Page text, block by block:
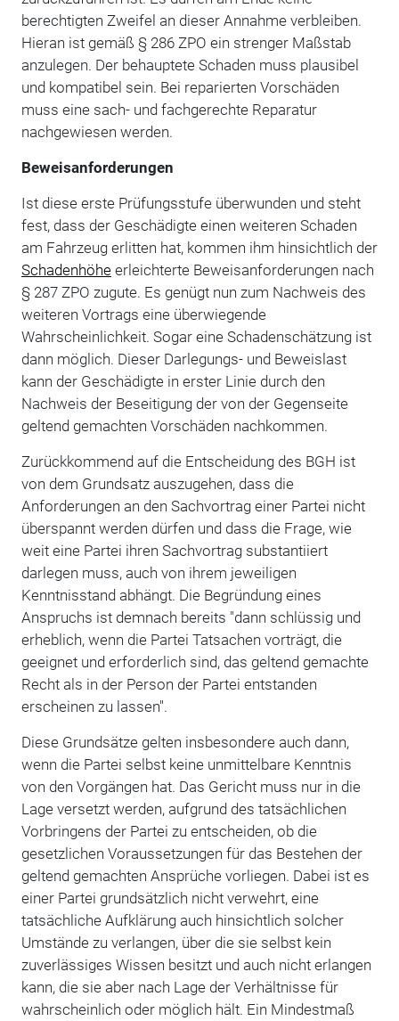
berechtigten Zweifel an dieser Annahme verbleiben.
Hieran ist gemäß § 286 ZPO ein strenger Maßstab
anzulegen. Der behauptete Schaden muss plausibel
und kompatibel sein. Bei reparierten Vorschäden
muss eine sach- und fachgerechte Reparatur
nachgewiesen werden.
Beweisanforderungen
Ist diese erste Prüfungsstufe überwunden und steht
fest, dass der Geschädigte einen weiteren Schaden
am Fahrzeug erlitten hat, kommen ihm hinsichtlich der
Schadenhöheerleichterte Beweisanforderungen nach
§ 287 ZPO zugute. Es genügt nun zum Nachweis des
weiteren Vortrags eine überwiegende
Wahrscheinlichkeit. Sogar eine Schadenschätzung ist
dann möglich. Dieser Darlegungs- und Beweislast
kann der Geschädigte in erster Linie durch den
Nachweis der Beseitigung der von der Gegenseite
geltend gemachten Vorschäden nachkommen.
Zurückkommend auf die Entscheidung des BGH ist
von dem Grundsatz auszugehen, dass die
Anforderungen an den Sachvortrag einer Partei nicht
überspannt werden dürfen und dass die Frage, wie
weit eine Partei ihren Sachvortrag substantiiert
darlegen muss, auch von ihrem jeweiligen
Kenntnisstand abhängt. Die Begründung eines
Anspruchs ist demnach bereits "dann schlüssig und
erheblich, wenn die Partei Tatsachen vorträgt, die
geeignet und erforderlich sind, das geltend gemachte
Recht als in der Person der Partei entstanden
erscheinen zu lassen".
Diese Grundsätze gelten insbesondere auch dann,
wenn die Partei selbst keine unmittelbare Kenntnis
von den Vorgängen hat. Das Gericht muss nur in die
Lage versetzt werden, aufgrund des tatsächlichen
Vorbringens der Partei zu entscheiden, ob die
gesetzlichen Voraussetzungen für das Bestehen der
geltend gemachten Ansprüche vorliegen. Dabei ist es
einer Partei grundsätzlich nicht verwehrt, eine
tatsächliche Aufklärung auch hinsichtlich solcher
Umstände zu verlangen, über die sie selbst kein
zuverlässiges Wissen besitzt und auch nicht erlangen
kann, die sie aber nach Lage der Verhältnisse für
wahrscheinlich oder möglich hält. Ein Mindestmaß